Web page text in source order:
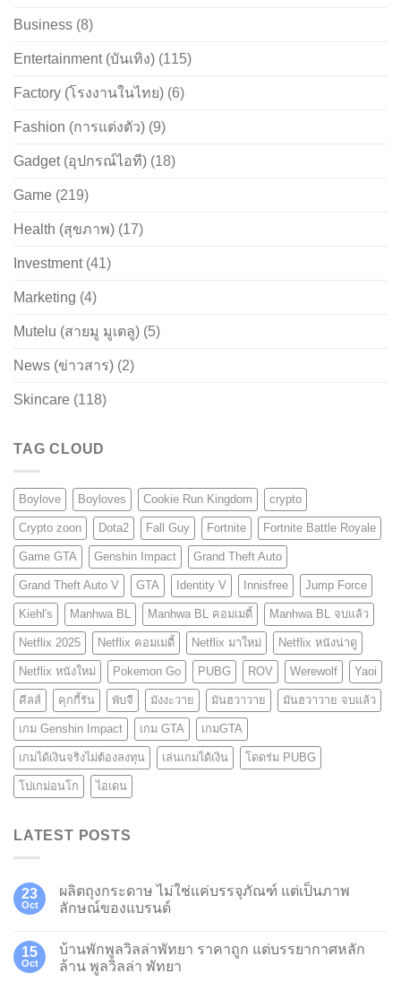
Business (8)
Entertainment (บันเทิง) (115)
Factory (โรงงานในไทย) (6)
Fashion (การแต่งตัว) (9)
Gadget (อุปกรณ์ไอที) (18)
Game (219)
Health (สุขภาพ) (17)
Investment(41)
Marketing (4)
Mutelu (สายมู มูเตลู) (5)
News (ข่าวสาร) (2)
Skincare (118)
TAG CLOUD
Boylove Boyloves Cookie Run Kingdom crypto
Crypto zoon Dota2 Fall Guy Fortnite Fortnite Battle Royale
Game GTA Genshin Impact Grand Theft Auto
Grand Theft Auto V GTA Identity V Innisfree Jump Force
Kiehl's Manhwa BL Manhwa BL คอมเมดี้ Manhwa BL จบแล้ว
Netflix 2025 Netflix คอมเมดี้ Netflix มาใหม่ Netflix หนังน่าดู
Netflix หนังใหม่ Pokemon Go PUBG ROV Werewolf Yaoi
คีลส์ คุกกี้รัน พับจี มังงะวาย มันฮวาวาย มันฮวาวาย จบแล้ว
เกม Genshin Impact เกม GTA เกมGTA
เกมได้เงินจริงไม่ต้องลงทุน เล่นเกมได้เงิน โดดร่ม PUBG
โปเกม่อนโก ไอเดน
LATEST POSTS
23
Oct
ผลิตถุงกระดาษ ไม่ใช่แค่บรรจุภัณฑ์ แต่เป็นภาพ
ลักษณ์ของแบรนด์
15
Oct
บ้านพักพูลวิลล่าพัทยา ราคาถูก แต่บรรยากาศหลัก
ล้าน พูลวิลล่า พัทยา